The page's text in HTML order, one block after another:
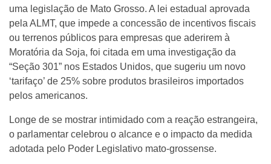
uma legislação de Mato Grosso. A lei estadual aprovada
pela ALMT, que impede a concessão de incentivos fiscais
ou terrenos públicos para empresas que aderirem à
Moratória da Soja, foi citada em uma investigação da
“Seção 301” nos Estados Unidos, que sugeriu um novo
‘tarifaço’ de 25% sobre produtos brasileiros importados
pelos americanos.
Longe de se mostrar intimidado com a reação estrangeira,
o parlamentar celebrou o alcance e o impacto da medida
adotada pelo Poder Legislativo mato-grossense.